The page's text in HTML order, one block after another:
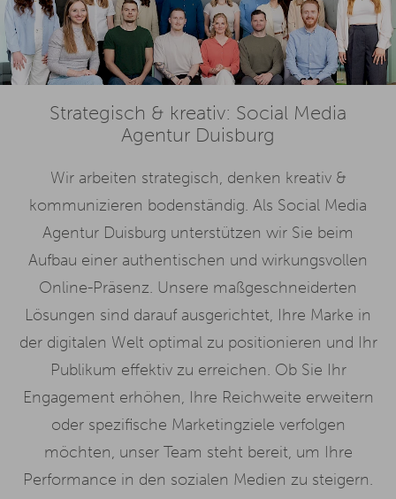
Strategisch & kreativ: Social Media
Agentur Duisburg
Wir arbeiten strategisch, denken kreativ &
kommunizieren bodenständig. Als Social Media
Agentur Duisburg unterstützen wir Sie beim
Aufbau einer authentischen und wirkungsvollen
Online-Präsenz. Unsere maßgeschneiderten
Lösungen sind darauf ausgerichtet, Ihre Marke in
der digitalen Welt optimal zu positionieren und Ihr
Publikum effektiv zu erreichen. Ob Sie Ihr
Engagement erhöhen, Ihre Reichweite erweitern
oder spezifische Marketingziele verfolgen
möchten, unser Team steht bereit, um Ihre
Performance in den sozialen Medien zu steigern.